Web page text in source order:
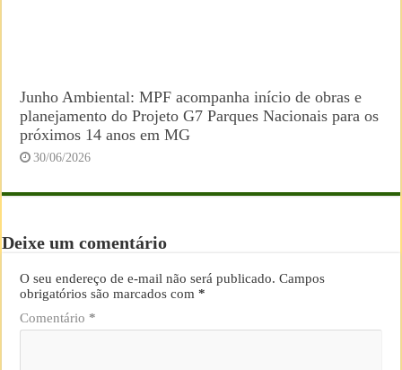
Junho Ambiental: MPF acompanha início de obras e
planejamento do Projeto G7 Parques Nacionais para os
próximos 14 anos em MG
30/06/2026
Deixe um comentário
O seu endereço de e-mail não será publicado. Campos
obrigatórios são marcados com*
Comentário *